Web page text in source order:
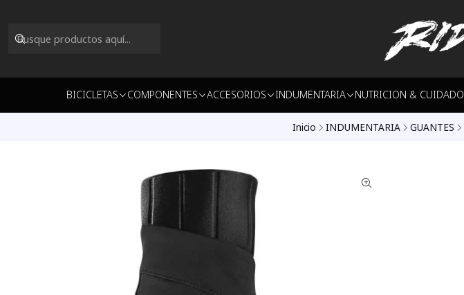
BICICLETAS COMPONENTES ACCESORIOS INDUMENTARIA NUTRICION & CUIDADO
Inicio INDUMENTARIA GUANTES